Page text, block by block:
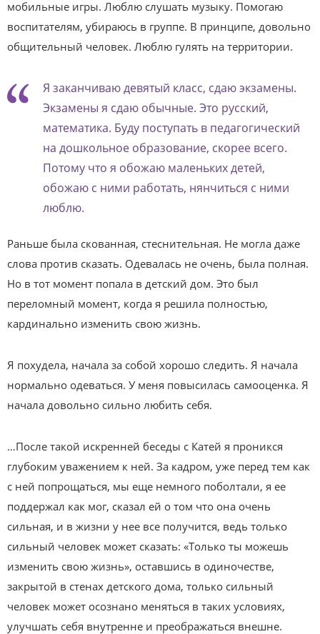
мобильные игры. Люблю слушать музыку. Помогаю
воспитателям, убираюсь в группе. В принципе, довольно
общительный человек. Люблю гулять на территории.
Я заканчиваю девятый класс, сдаю экзамены.
Экзамены я сдаю обычные. Это русский,
математика. Буду поступать в педагогический
на дошкольное образование, скорее всего.
Потому что я обожаю маленьких детей,
обожаю с ними работать, нянчиться с ними
люблю.
Раньше была скованная, стеснительная. Не могла даже
слова против сказать. Одевалась не очень, была полная.
Но в тот момент попала в детский дом. Это был
переломный момент, когда я решила полностью,
кардинально изменить свою жизнь.
Я похудела, начала за собой хорошо следить. Я начала
нормально одеваться. У меня повысилась самооценка. Я
начала довольно сильно любить себя.
…После такой искренней беседы с Катей я проникся
глубоким уважением к ней. За кадром, уже перед тем как
с ней попрощаться, мы еще немного поболтали, я ее
поддержал как мог, сказал ей о том что она очень
сильная, и в жизни у нее все получится, ведь только
сильный человек может сказать: «Только ты можешь
изменить свою жизнь», оставшись в одиночестве,
закрытой в стенах детского дома, только сильный
человек может осознано меняться в таких условиях,
улучшать себя внутренне и преображаться внешне.